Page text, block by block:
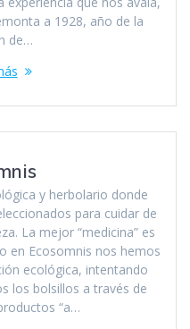
a 1928, año de la
de…
y herbolario donde
para cuidar de
La mejor “medicina” es
en Ecosomnis nos hemos
ecológica, intentando
los bolsillos a través de
“a…